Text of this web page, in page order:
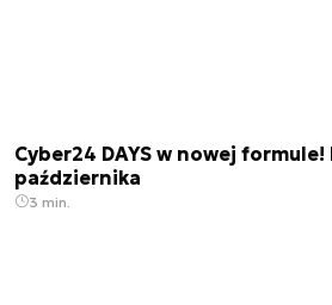
Cyber24 DAYS w nowej formule!
października
3 min.